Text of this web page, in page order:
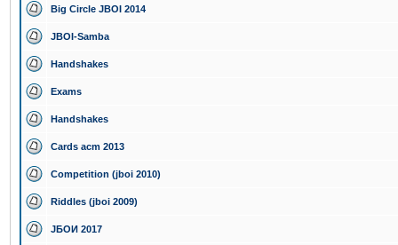
Big Circle JBOI 2014
JBOI-Samba
Handshakes
Exams
Handshakes
Cards acm 2013
Competition (jboi 2010)
Riddles (jboi 2009)
ЈБОИ 2017